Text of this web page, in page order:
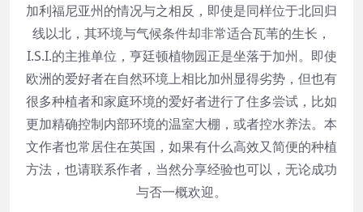
加利福尼亚州的情况与之相反，即使是同样位于北回归
线以北，其环境与气候条件却非常适合瓦苇的生长，
I.S.I.的主推单位，亨廷顿植物园正是坐落于加州。即使
欧洲的爱好者在自然环境上相比加州显得劣势，但也有
很多种植者和家庭环境的爱好者进行了住多尝试，比如
更加精确控制内部环境的温室大棚，或者控水养法。本
文作者也常居住在英国，如果有什么高效又简便的种植
方法，也请联系作者，当然分享经验也可以，无论成功
与否一概欢迎。